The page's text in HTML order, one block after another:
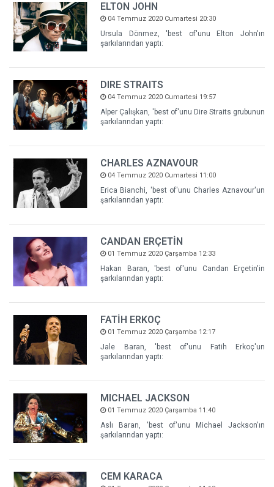
ELTON JOHN
04 Temmuz 2020 Cumartesi 20:30
Ursula Dönmez, 'best of'unu Elton John'ın
şarkılarından yaptı:
DIRE STRAITS
04 Temmuz 2020 Cumartesi 19:57
Alper Çalışkan, 'best of'unu Dire Straits grubunun
şarkılarından yaptı:
CHARLES AZNAVOUR
04 Temmuz 2020 Cumartesi 11:00
Erica Bianchi, 'best of'unu Charles Aznavour'un
şarkılarından yaptı:
CANDAN ERÇETİN
01 Temmuz 2020 Çarşamba 12:33
Hakan Baran, 'best of'unu Candan Erçetin'in
şarkılarından yaptı:
FATİH ERKOÇ
01 Temmuz 2020 Çarşamba 12:17
Jale Baran, 'best of'unu Fatih Erkoç'un
şarkılarından yaptı:
MICHAEL JACKSON
01 Temmuz 2020 Çarşamba 11:40
Aslı Baran, 'best of'unu Michael Jackson'ın
şarkılarından yaptı:
CEM KARACA